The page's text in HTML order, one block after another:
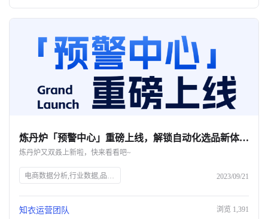
炼丹炉「预警中心」重磅上线，解锁自动化选品新体验！ T+1级数据监控，自动化高效选品
炼丹炉又双叒上新啦，快来看看吧~
电商数据分析,行业数据,品牌数据,店铺数据,商品数据,炼丹炉,全域数据覆盖,市场规模,行业发展趋势,AI科技,服装AI大数据 2023/09/21
知衣运营团队 浏览 1,391